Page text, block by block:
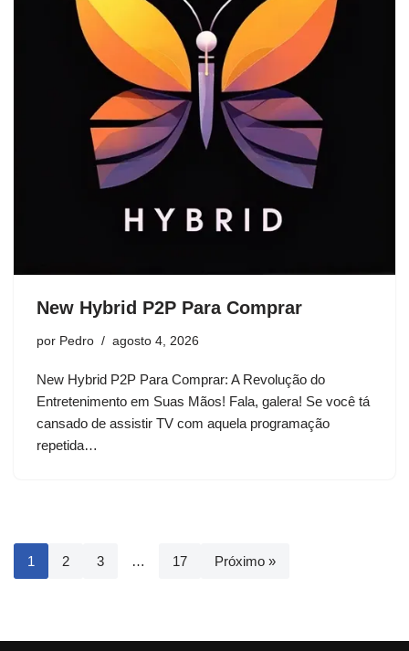
New Hybrid P2P Para Comprar
por Pedro agosto 4, 2026
New Hybrid P2P Para Comprar: A Revolução do
Entretenimento em Suas Mãos! Fala, galera! Se você tá
cansado de assistir TV com aquela programação
repetida…
1 2 3 … 17 Próximo »